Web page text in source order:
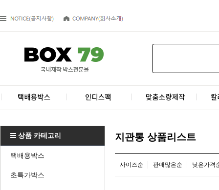
상품 카테고리
택배용박스
초특가박스
지관통 상품리스트
사이즈순 판매많은순 낮은가격